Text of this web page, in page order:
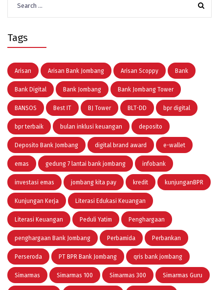
for:
Tags
Arisan Arisan Bank Jombang Arisan Scoppy Bank
Bank Digital Bank Jombang Bank Jombang Tower
BANSOS Best IT BJ Tower BLT-DD bpr digital
bpr terbaik bulan inklusi keuangan deposito
Deposito Bank Jombang digital brand award e-wallet
emas gedung 7 lantai bank jombang infobank
investasi emas jombang kita pay kredit kunjunganBPR
Kunjungan Kerja Literasi Edukasi Keuangan
Literasi Keuangan Peduli Yatim Penghargaan
penghargaan Bank Jombang Perbamida Perbankan
Perseroda PT BPR Bank Jombang qris bank jombang
Simarmas Simarmas 100 Simarmas 300 Simarmas Guru